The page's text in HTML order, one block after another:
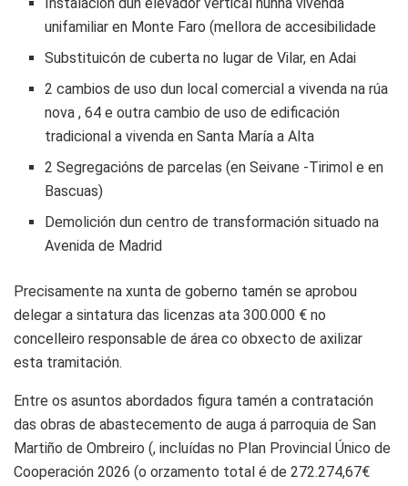
Instalación dun elevador vertical nunha vivenda
unifamiliar en Monte Faro (mellora de accesibilidade
Substituicón de cuberta no lugar de Vilar, en Adai
2 cambios de uso dun local comercial a vivenda na rúa
nova , 64 e outra cambio de uso de edificación
tradicional a vivenda en Santa María a Alta
2 Segregacións de parcelas (en Seivane -Tirimol e en
Bascuas)
Demolición dun centro de transformación situado na
Avenida de Madrid
Precisamente na xunta de goberno tamén se aprobou
delegar a sintatura das licenzas ata 300.000 € no
concelleiro responsable de área co obxecto de axilizar
esta tramitación.
Entre os asuntos abordados figura tamén a contratación
das obras de abastecemento de auga á parroquia de San
Martiño de Ombreiro (, incluídas no Plan Provincial Único de
Cooperación 2026 (o orzamento total é de 272.274,67€